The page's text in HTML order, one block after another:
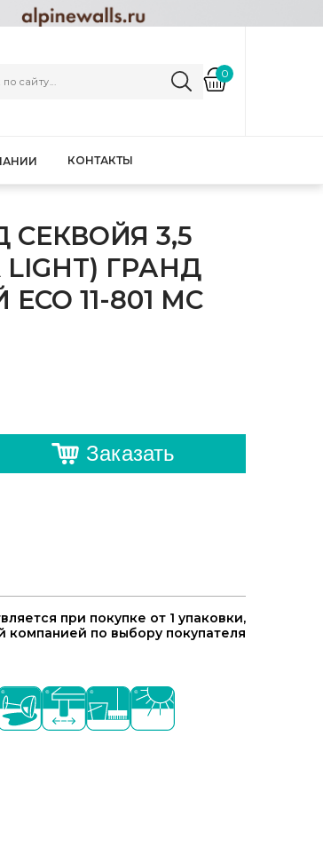
0
КОНТАКТЫ
СЕКВОЙЯ 3,5
LIGHT) ГРАНД
11-801 MC
Заказать
при покупке от 1 упаковки,
компанией по выбору покупателя